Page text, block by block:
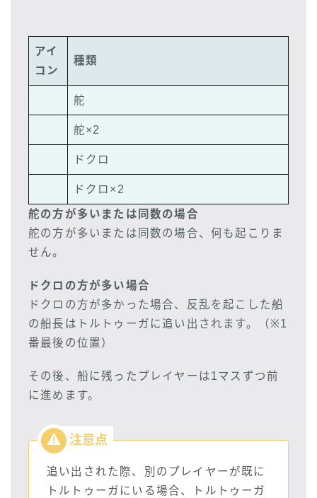
アイ
コン
種類
舵
舵×2
ドクロ
ドクロ×2
舵の方が多いまたは同数の場合
舵の方が多いまたは同数の場合、何も起こりま
せん。
ドクロの方が多い場合
ドクロの方が多かった場合、反乱を起こした船
の船長はトルトゥーガに追い出されます。（※1
番最後の位置）
その後、船に残ったプレイヤーは1マスずつ前
に進めます。
追い出された際、別のプレイヤーが既に
トルトゥーガにいる場合、トルトゥーガ